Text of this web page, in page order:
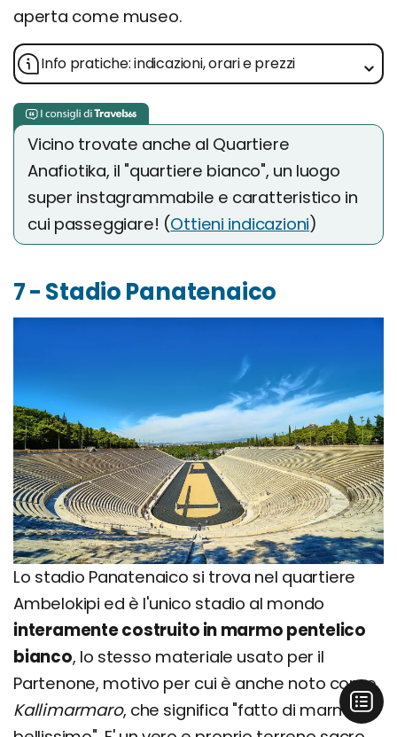
aperta come museo.
Info pratiche: indicazioni, orari e prezzi
Vicino trovate anche al Quartiere
Anafiotika, il "quartiere bianco", un luogo
super instagrammabile e caratteristico in
cui passeggiare! (Ottieni indicazioni)
7 - Stadio Panatenaico
Lo stadio Panatenaico si trova nel quartiere
Ambelokipi ed è l'unico stadio al mondo
interamente costruito in marmo pentelico
bianco, lo stesso materiale usato per il
Partenone, motivo per cui è anche noto come
Kallimarmaro, che significa "fatto di marmo